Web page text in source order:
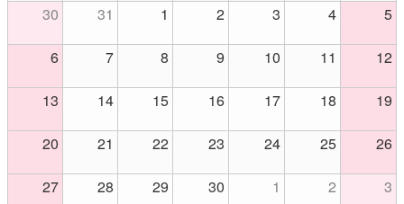
30 31 1 2 3 4 5
6 7 8 9 10 11 12
13 14 15 16 17 18 19
20 21 22 23 24 25 26
27 28 29 30 1 2 3